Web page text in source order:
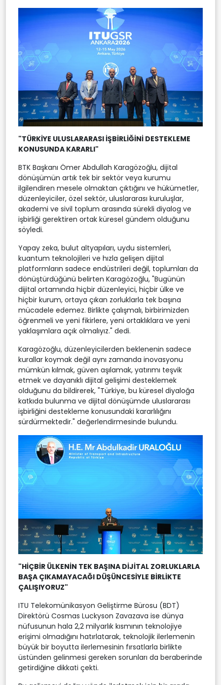
"TÜRKİYE ULUSLARARASI İŞBİRLİĞİNİ DESTEKLEME
KONUSUNDA KARARLI"
BTK Başkanı Ömer Abdullah Karagözoğlu, dijital
dönüşümün artık tek bir sektör veya kurumu
ilgilendiren mesele olmaktan çıktığını ve hükümetler,
düzenleyiciler, özel sektör, uluslararası kuruluşlar,
akademi ve sivil toplum arasında sürekli diyalog ve
işbirliği gerektiren ortak küresel gündem olduğunu
söyledi.
Yapay zeka, bulut altyapıları, uydu sistemleri,
kuantum teknolojileri ve hızla gelişen dijital
platformların sadece endüstrileri değil, toplumları da
dönüştürdüğünü belirten Karagözoğlu, "Bugünün
dijital ortamında hiçbir düzenleyici, hiçbir ülke ve
hiçbir kurum, ortaya çıkan zorluklarla tek başına
mücadele edemez. Birlikte çalışmalı, birbirimizden
öğrenmeli ve yeni fikirlere, yeni ortaklıklara ve yeni
yaklaşımlara açık olmalıyız." dedi.
Karagözoğlu, düzenleyicilerden beklenenin sadece
kurallar koymak değil aynı zamanda inovasyonu
mümkün kılmak, güven aşılamak, yatırımı teşvik
etmek ve dayanıklı dijital gelişimi desteklemek
olduğunu da bildirerek, "Türkiye, bu küresel diyaloğa
katkıda bulunma ve dijital dönüşümde uluslararası
işbirliğini destekleme konusundaki kararlılığını
sürdürmektedir." değerlendirmesinde bulundu.
"HİÇBİR ÜLKENİN TEK BAŞINA DİJİTAL ZORLUKLARLA
BAŞA ÇIKAMAYACAĞI DÜŞÜNCESİYLE BİRLİKTE
ÇALIŞIYORUZ"
ITU Telekomünikasyon Geliştirme Bürosu (BDT)
Direktörü Cosmas Luckyson Zavazava ise dünya
nüfusunun hala 2,2 milyarlık kısmının teknolojiye
erişimi olmadığını hatırlatarak, teknolojik ilerlemenin
büyük bir boyutta ilerlemesinin fırsatlarla birlikte
üstünden gelinmesi gereken sorunları da beraberinde
getirdiğine dikkati çekti.